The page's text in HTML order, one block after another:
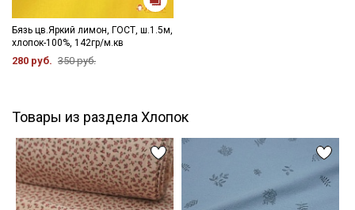
Бязь цв.Яркий лимон, ГОСТ, ш.1.5м,
хлопок-100%, 142гр/м.кв
280 руб. 350 руб.
Товары из раздела Хлопок